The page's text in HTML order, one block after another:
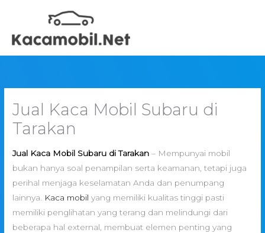
content
Jual Kaca Mobil Subaru di
Tarakan
Jual Kaca Mobil Subaru di Tarakan – Mempunyai mobil
bukan hanya soal penampilan serta keamanan, tetapi juga
perihal menjaga keselamatan Anda dan penumpang
lainnya. Kaca mobil yang memiliki kualitas tinggi pasti
memiliki penglihatan yang terang dan melindungi dari
beberapa hal external, membuat elemen penting yang